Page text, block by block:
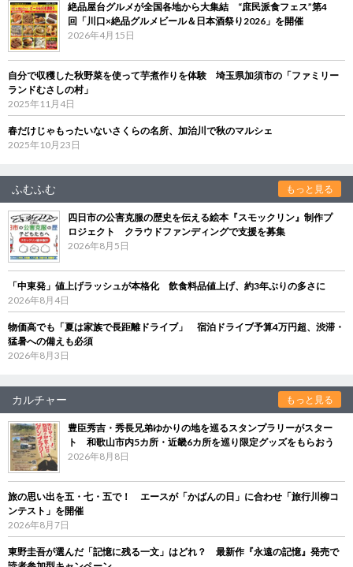
絶品屋台グルメが全国各地から大集結 “庶民派食フェス”第4
回「川口×絶品グルメビール＆日本酒祭り2026」を開催
2026年4月15日
自分で収穫した秋野菜を使って芋煮作りを体験 埼玉県加須市の「ファミリー
ランドむさしの村」
2025年11月4日
春だけじゃもったいないさくらの名所、加治川で秋のマルシェ
2025年10月23日
ふむふむ もっと見る
四日市の公害克服の歴史を伝える絵本『スモックリン』制作プ
ロジェクト クラウドファンディングで支援を募集
2026年8月5日
「中東発」値上げラッシュが本格化 飲食料品値上げ、約3年ぶりの多さに
2026年8月4日
物価高でも「夏は家族で長距離ドライブ」 宿泊ドライブ予算4万円超、渋滞・
猛暑への備えも必須
2026年8月3日
カルチャー もっと見る
豊臣秀吉・秀長兄弟ゆかりの地を巡るスタンプラリーがスター
ト 和歌山市内5カ所・近畿6カ所を巡り限定グッズをもらおう
2026年8月8日
旅の思い出を五・七・五で！ エースが「かばんの日」に合わせ「旅行川柳コ
ンテスト」を開催
2026年8月7日
東野圭吾が選んだ「記憶に残る一文」はどれ？ 最新作『永遠の記憶』発売で